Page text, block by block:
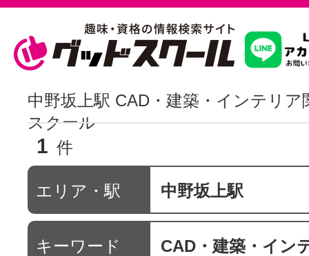
習いたいこ
駅・路線か
中野坂上駅 CAD・建築・インテリア
スクール
1 件
エリア・駅 中野坂上駅
キーワード CAD・建築・イン